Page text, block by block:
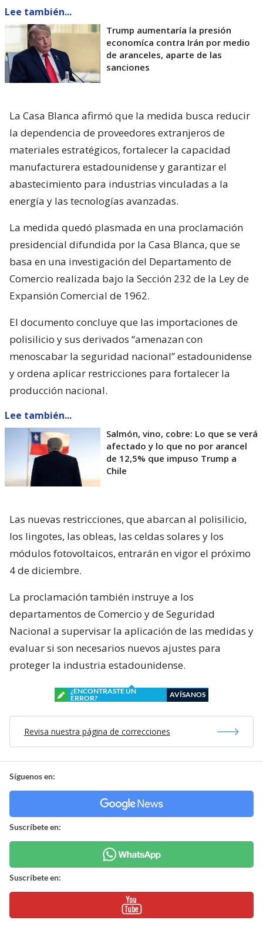
Lee también...
Trump aumentaría la presión
economíca contra Irán por medio
de aranceles, aparte de las
sanciones
La Casa Blanca afirmó que la medida busca reducir
la dependencia de proveedores extranjeros de
materiales estratégicos, fortalecer la capacidad
manufacturera estadounidense y garantizar el
abastecimiento para industrias vinculadas a la
energía y las tecnologías avanzadas.
La medida quedó plasmada en una proclamación
presidencial difundida por la Casa Blanca, que se
basa en una investigación del Departamento de
Comercio realizada bajo la Sección 232 de la Ley de
Expansión Comercial de 1962.
El documento concluye que las importaciones de
polisilicio y sus derivados “amenazan con
menoscabar la seguridad nacional” estadounidense
y ordena aplicar restricciones para fortalecer la
producción nacional.
Lee también...
Salmón, vino, cobre: Lo que se verá
afectado y lo que no por arancel
de 12,5% que impuso Trump a
Chile
Las nuevas restricciones, que abarcan al polisilicio,
los lingotes, las obleas, las celdas solares y los
módulos fotovoltaicos, entrarán en vigor el próximo
4 de diciembre.
La proclamación también instruye a los
departamentos de Comercio y de Seguridad
Nacional a supervisar la aplicación de las medidas y
evaluar si son necesarios nuevos ajustes para
proteger la industria estadounidense.
¿ENCONTRASTE UN
ERROR?
AVÍSANOS
Revisa nuestra página de correcciones
Síguenos en:
Suscríbete en:
Suscríbete en: